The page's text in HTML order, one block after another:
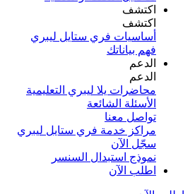
اكتشف​
اكتشف​
أساسيات فري ستايل ليبري
فهم بياناتك
الدعم
الدعم
محاضرات يلا ليبري التعليمية
الأسئلة الشائعة
تواصل معنا
مراكز خدمة فري ستايل ليبري
سجّل الآن​
نموذج استبدال السنسر
اطلب الآن